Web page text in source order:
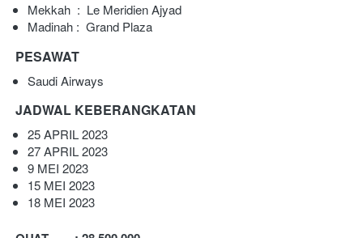
Mekkah  : Le Meridien Ajyad
Madinah : Grand Plaza
PESAWAT
Saudi Airways
JADWAL KEBERANGKATAN
25 APRIL 2023
27 APRIL 2023
9 MEI 2023
15 MEI 2023
18 MEI 2023